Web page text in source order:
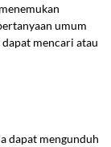
umum
mencari atau
dapat mengunduh